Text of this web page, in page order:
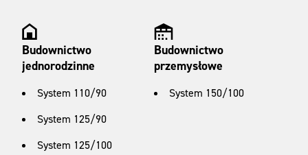
Budownictwo
jednorodzinne
System 110/90
System 125/90
System 125/100
Budownictwo
przemysłowe
System 150/100